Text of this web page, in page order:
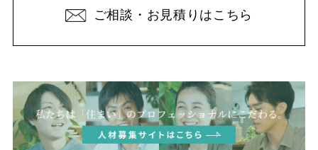
ご相談・お見積りはこちら